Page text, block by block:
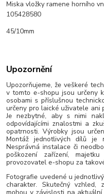
Miska vložky ramene horního
105428580
45/10mm
Upozornění
Upozorňujeme, že veškeré
v tomto e-shopu jsou určeny
osobami s příslušnou
určeny pro laické uživatele ani
Je nezbytné, aby s nimi
odpovídajícími znalostmi a
opatrnosti. Výrobky jsou
Montáž jednotlivých dílů je
Nesprávná instalace či
poškození zařízení,
provozovatel e-shopu za
Fotografie uvedené u
charakter. Skutečný vzhled,